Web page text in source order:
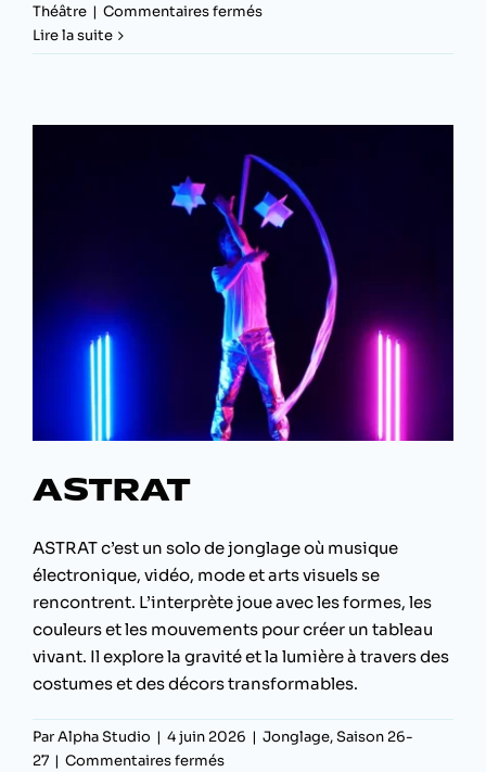
Théâtre | Commentaires ferméssur
tout
Lire la suite
ASTRAT
ASTRAT c’est un solo de jonglage où musique
électronique, vidéo, mode et arts visuels se
rencontrent. L’interprète joue avec les formes, les
couleurs et les mouvements pour créer un tableau
vivant. Il explore la gravité et la lumière à travers des
costumes et des décors transformables.
ParAlpha Studio | 4 juin 2026 | Jonglage,Saison 26-
27 | Commentaires ferméssur